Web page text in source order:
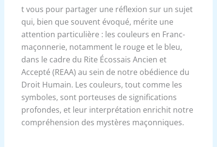
t vous pour partager une réflexion sur un sujet
qui, bien que souvent évoqué, mérite une
attention particulière : les couleurs en Franc-
maçonnerie, notamment le rouge et le bleu,
dans le cadre du Rite Écossais Ancien et
Accepté (REAA) au sein de notre obédience du
Droit Humain. Les couleurs, tout comme les
symboles, sont porteuses de significations
profondes, et leur interprétation enrichit notre
compréhension des mystères maçonniques.